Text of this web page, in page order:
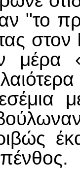
"το
στον
μέρα